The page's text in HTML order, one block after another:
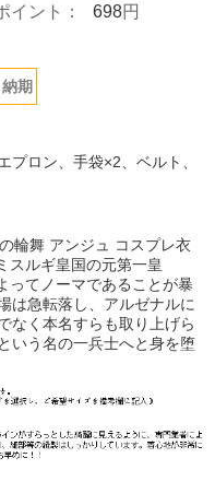
イント： 698円
期
ロン、手袋×2、ベルト、
輪舞 アンジュ コスプレ衣
ルギ皇国の元第一皇
てノーマであることが暴
は急転落し、アルゼナルに
なく本名すらも取り上げら
いう名の一兵士へと身を堕